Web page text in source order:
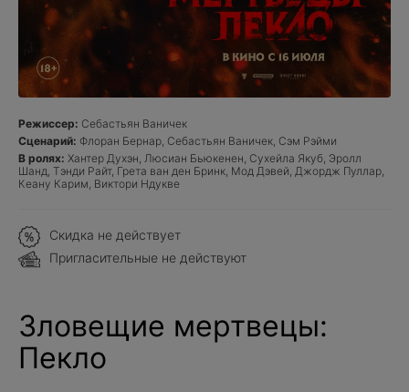
Режиссер: Себастьян Ваничек
Сценарий: Флоран Бернар, Себастьян Ваничек, Сэм Рэйми
В ролях: Хантер Духэн, Люсиан Бьюкенен, Сухейла Якуб, Эролл
Шанд, Тэнди Райт, Грета ван ден Бринк, Мод Дэвей, Джордж Пуллар,
Кеану Карим, Виктори Ндукве
Скидка не действует
Пригласительные не действуют
Зловещие мертвецы:
Пекло